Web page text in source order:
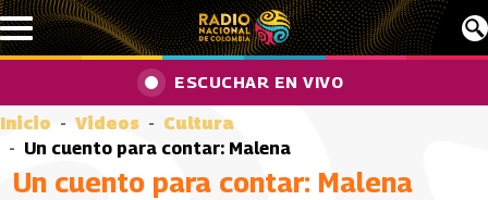
Pasar al contenido principal
ESCUCHAR EN VIVO
Inicio Videos
Cultura
Un cuento para contar: Malena
Un cuento para contar: Malena